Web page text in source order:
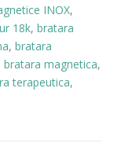
INOX,
18k, bratara
, bratara
bratara magnetica,
terapeutica,